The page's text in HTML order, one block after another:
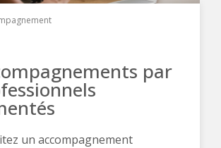
par
un accompagnement